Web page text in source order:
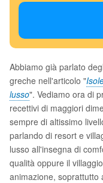
Abbiamo già parlato
greche nell'articolo "
lusso". Vediamo ora di
recettivi di maggiori
sempre di altissimo
parlando di resort e
lusso all'insegna di
qualità oppure il
animazione, soprattutto